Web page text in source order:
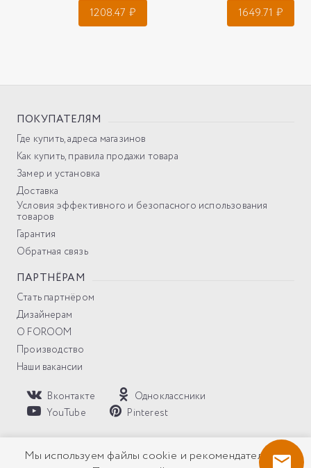
1208.47 ₽ 1649.71 ₽
ПОКУПАТЕЛЯМ
Где купить, адреса магазинов
Как купить, правила продажи товара
Замер и установка
Доставка
Условия эффективного и безопасного использования
товаров
Гарантия
Обратная связь
ПАРТНЁРАМ
Стать партнёром
Дизайнерам
О FOROOM
Производство
Наши вакансии
Вконтакте
Одноклассники
YouTube
Pinterest
Политика компании в отношении обработки персональных
данных
Мы используем файлы cookie и рекомендательные